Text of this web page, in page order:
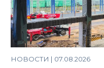
НОВОСТИ | 07.08.2026